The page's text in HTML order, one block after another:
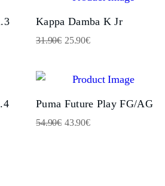
Kappa Damba K Jr
31.90€ 25.90€
Puma Future Play FG/AG
54.90€ 43.90€